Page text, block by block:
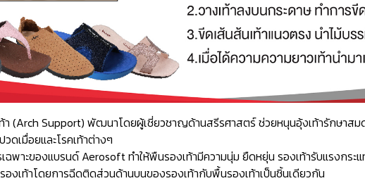
า (Arch Support) พัฒนาโดยผู้เชี่ยวชาญด้านสรีรศาสตร์ ช่วยหนุนอุ้งเท้ารักษา
ดเมื่อยและโรคเท้าต่างๆ
าะของแบรนด์ Aerosoft ทำให้พืนรองเท้ามีความนุ่ม ยืดหยุ่น รองเท้ารับแรงกระแ
งเท้าโดยการฉีดติดส่วนด้านบนของรองเท้ากับพื้นรองเท้าเป็นชิ้นเดียวกัน